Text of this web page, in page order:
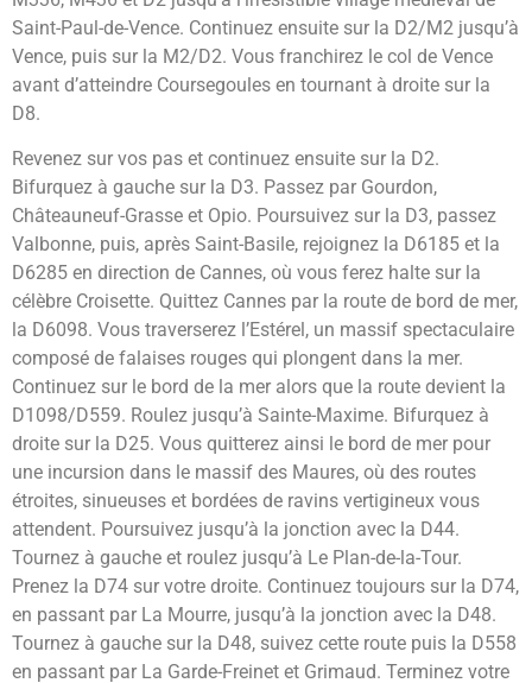
Saint-Paul-de-Vence. Continuez ensuite sur la D2/M2 jusqu’à
Vence, puis sur la M2/D2. Vous franchirez le col de Vence
avant d’atteindre Coursegoules en tournant à droite sur la
D8.
Revenez sur vos pas et continuez ensuite sur la D2.
Bifurquez à gauche sur la D3. Passez par Gourdon,
Châteauneuf-Grasse et Opio. Poursuivez sur la D3, passez
Valbonne, puis, après Saint-Basile, rejoignez la D6185 et la
D6285 en direction de Cannes, où vous ferez halte sur la
célèbre Croisette. Quittez Cannes par la route de bord de mer,
la D6098. Vous traverserez l’Estérel, un massif spectaculaire
composé de falaises rouges qui plongent dans la mer.
Continuez sur le bord de la mer alors que la route devient la
D1098/D559. Roulez jusqu’à Sainte-Maxime. Bifurquez à
droite sur la D25. Vous quitterez ainsi le bord de mer pour
une incursion dans le massif des Maures, où des routes
étroites, sinueuses et bordées de ravins vertigineux vous
attendent. Poursuivez jusqu’à la jonction avec la D44.
Tournez à gauche et roulez jusqu’à Le Plan-de-la-Tour.
Prenez la D74 sur votre droite. Continuez toujours sur la D74,
en passant par La Mourre, jusqu’à la jonction avec la D48.
Tournez à gauche sur la D48, suivez cette route puis la D558
en passant par La Garde-Freinet et Grimaud. Terminez votre